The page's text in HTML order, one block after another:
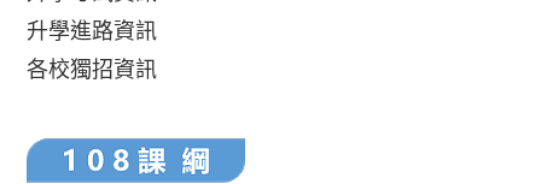
升學進路資訊
各校獨招資訊